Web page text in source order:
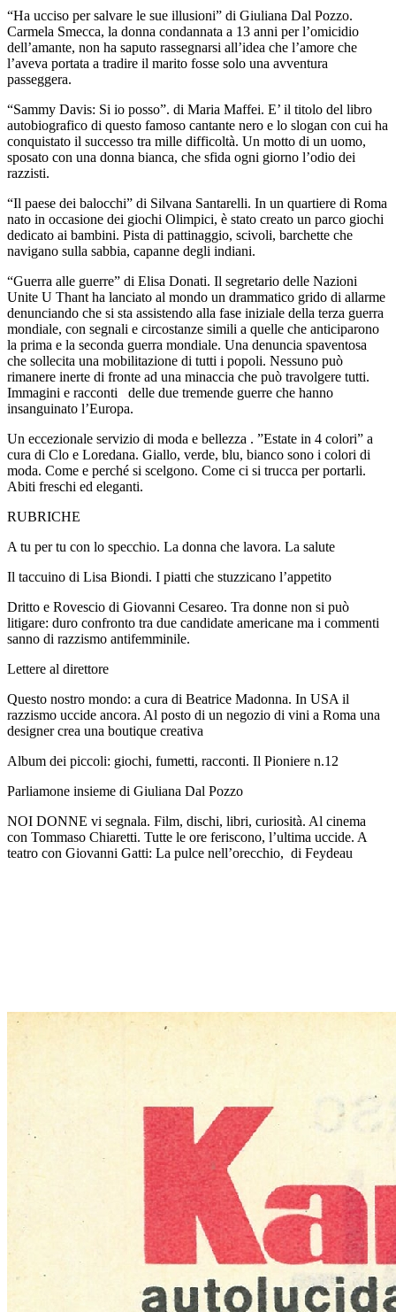
“Ha ucciso per salvare le sue illusioni” di Giuliana Dal Pozzo.
Carmela Smecca, la donna condannata a 13 anni per l’omicidio
dell’amante, non ha saputo rassegnarsi all’idea che l’amore che
l’aveva portata a tradire il marito fosse solo una avventura
passeggera.
“Sammy Davis: Si io posso”. di Maria Maffei. E’ il titolo del libro
autobiografico di questo famoso cantante nero e lo slogan con cui ha
conquistato il successo tra mille difficoltà. Un motto di un uomo,
sposato con una donna bianca, che sfida ogni giorno l’odio dei
razzisti.
“Il paese dei balocchi” di Silvana Santarelli. In un quartiere di Roma
nato in occasione dei giochi Olimpici, è stato creato un parco giochi
dedicato ai bambini. Pista di pattinaggio, scivoli, barchette che
navigano sulla sabbia, capanne degli indiani.
“Guerra alle guerre” di Elisa Donati. Il segretario delle Nazioni
Unite U Thant ha lanciato al mondo un drammatico grido di allarme
denunciando che si sta assistendo alla fase iniziale della terza guerra
mondiale, con segnali e circostanze simili a quelle che anticiparono
la prima e la seconda guerra mondiale. Una denuncia spaventosa
che sollecita una mobilitazione di tutti i popoli. Nessuno può
rimanere inerte di fronte ad una minaccia che può travolgere tutti.
Immagini e racconti delle due tremende guerre che hanno
insanguinato l’Europa.
Un eccezionale servizio di moda e bellezza . ”Estate in 4 colori” a
cura di Clo e Loredana. Giallo, verde, blu, bianco sono i colori di
moda. Come e perché si scelgono. Come ci si trucca per portarli.
Abiti freschi ed eleganti.
RUBRICHE
A tu per tu con lo specchio. La donna che lavora. La salute
Il taccuino di Lisa Biondi. I piatti che stuzzicano l’appetito
Dritto e Rovescio di Giovanni Cesareo. Tra donne non si può
litigare: duro confronto tra due candidate americane ma i commenti
sanno di razzismo antifemminile.
Lettere al direttore
Questo nostro mondo: a cura di Beatrice Madonna. In USA il
razzismo uccide ancora. Al posto di un negozio di vini a Roma una
designer crea una boutique creativa
Album dei piccoli: giochi, fumetti, racconti. Il Pioniere n.12
Parliamone insieme di Giuliana Dal Pozzo
NOI DONNE vi segnala. Film, dischi, libri, curiosità. Al cinema
con Tommaso Chiaretti. Tutte le ore feriscono, l’ultima uccide. A
teatro con Giovanni Gatti: La pulce nell’orecchio, di Feydeau